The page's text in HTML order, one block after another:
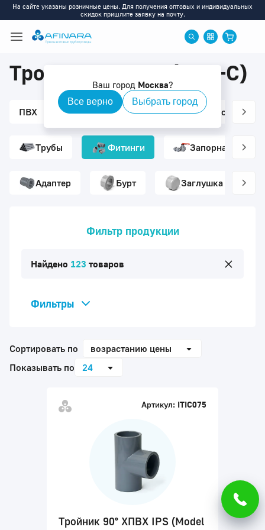
На сайте указаны розничные цены. Для получения оптовых и индивидуальных
скидок пришлите заявку на почту.
Ваш город Москва?
Все верно Выбрать город
Тройники ХПВХ (PVC-C)
ПВХ ХПВХ ПП ПВДФ Ротаметры
Трубы Фитинги Запорная
Адаптер Бурт Заглушка
Фильтр продукции
Найдено 123 товаров
Фильтры
Адаптер
Бурт
Кольцо переходное
Фланец
Сортировать по
возрастанию цены
Показывать по
24
Артикул: ITIC075
Тройник 90° ХПВХ IPS (Model